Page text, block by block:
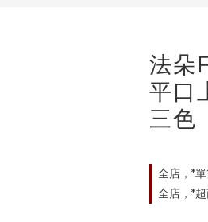
法朵
平口
三色
全店，*
全店，*